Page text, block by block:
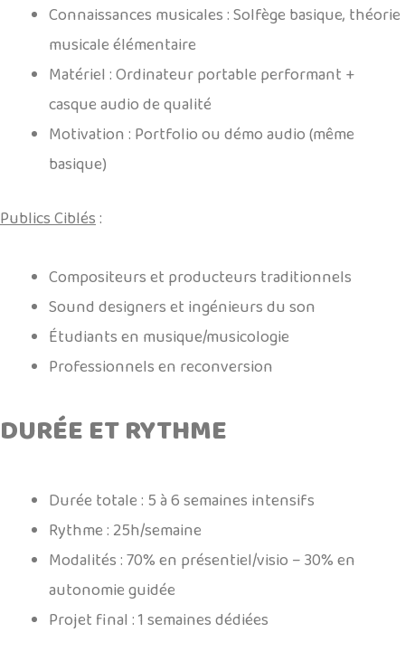
Connaissances musicales: Solfège basique, théorie
musicale élémentaire
Matériel: Ordinateur portable performant +
casque audio de qualité
Motivation: Portfolio ou démo audio (même
basique)
Publics Ciblés:
Compositeurs et producteurs traditionnels
Sound designers et ingénieurs du son
Étudiants en musique/musicologie
Professionnels en reconversion
DURÉE ET RYTHME
Durée totale: 5 à 6 semaines intensifs
Rythme: 25h/semaine
Modalités: 70% en présentiel/visio – 30% en
autonomie guidée
Projet final: 1 semaines dédiées